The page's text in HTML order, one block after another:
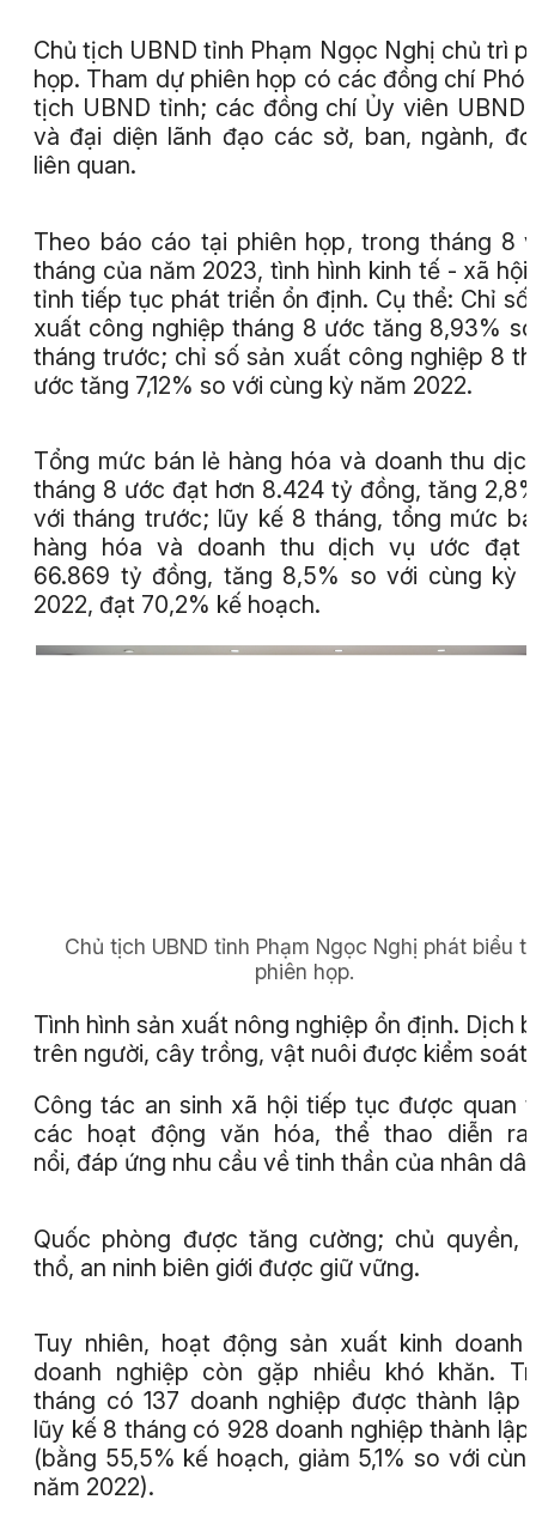
Chủ tịch UBND tỉnh Phạm Ngọc Nghị chủ trì
họp. Tham dự phiên họp có các đồng chí Phó
tịch UBND tỉnh; các đồng chí Ủy viên UBND
và đại diện lãnh đạo các sở, ban, ngành,
liên quan.
Theo báo cáo tại phiên họp, trong tháng 8
tháng của năm 2023, tình hình kinh tế - xã hội
tỉnh tiếp tục phát triển ổn định. Cụ thể: Chỉ số
xuất công nghiệp tháng 8 ước tăng 8,93%
tháng trước; chỉ số sản xuất công nghiệp 8
ước tăng 7,12% so với cùng kỳ năm 2022.
Tổng mức bán lẻ hàng hóa và doanh thu
tháng 8 ước đạt hơn 8.424 tỷ đồng, tăng
với tháng trước; lũy kế 8 tháng, tổng mức
hàng hóa và doanh thu dịch vụ ước đạt
66.869 tỷ đồng, tăng 8,5% so với cùng kỳ
2022, đạt 70,2% kế hoạch.
Chủ tịch UBND tỉnh Phạm Ngọc Nghị phát biểu
phiên họp.
Tình hình sản xuất nông nghiệp ổn định. Dịch
trên người, cây trồng, vật nuôi được kiểm soát.
Công tác an sinh xã hội tiếp tục được quan
các hoạt động văn hóa, thể thao diễn
nổi, đáp ứng nhu cầu về tinh thần của nhân
Quốc phòng được tăng cường; chủ quyền,
thổ, an ninh biên giới được giữ vững.
Tuy nhiên, hoạt động sản xuất kinh doanh
doanh nghiệp còn gặp nhiều khó khăn.
tháng có 137 doanh nghiệp được thành lập
lũy kế 8 tháng có 928 doanh nghiệp thành lập
(bằng 55,5% kế hoạch, giảm 5,1% so với
năm 2022).